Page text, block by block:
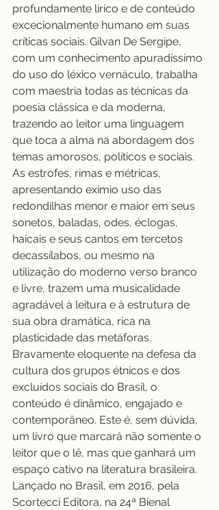
profundamente lírico e de conteúdo
excecionalmente humano em suas
críticas sociais. Gilvan De Sergipe,
com um conhecimento apuradíssimo
do uso do léxico vernáculo, trabalha
com maestria todas as técnicas da
poesia clássica e da moderna,
trazendo ao leitor uma linguagem
que toca a alma na abordagem dos
temas amorosos, políticos e sociais.
As estrofes, rimas e métricas,
apresentando exímio uso das
redondilhas menor e maior em seus
sonetos, baladas, odes, éclogas,
haicais e seus cantos em tercetos
decassílabos, ou mesmo na
utilização do moderno verso branco
e livre, trazem uma musicalidade
agradável à leitura e à estrutura de
sua obra dramática, rica na
plasticidade das metáforas.
Bravamente eloquente na defesa da
cultura dos grupos étnicos e dos
excluídos sociais do Brasil, o
conteúdo é dinâmico, engajado e
contemporâneo. Este é, sem dúvida,
um livro que marcará não somente o
leitor que o lê, mas que ganhará um
espaço cativo na literatura brasileira.
Lançado no Brasil, em 2016, pela
Scortecci Editora, na 24ª Bienal